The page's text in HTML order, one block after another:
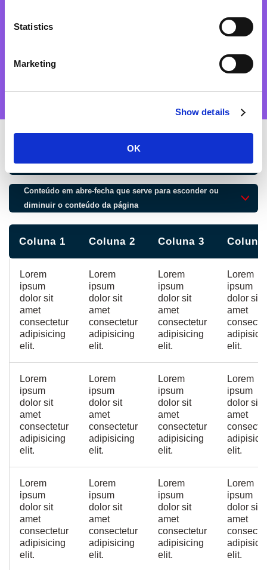
Statistics
Marketing
Show details
OK
Esta região de formatação especial serve para destacar
um conteúdo e pode haver ou não uma imagem.
É perfeita para colocar resultados, destaques ou valores
prioritários. Também é perfeita para citações.
Conteúdo em abre-fecha que serve para esconder ou
Conteúdo em abre-fecha que serve para esconder ou
diminuir o conteúdo da página
Coluna 1 Coluna 2 Coluna 3 Coluna
Lorem
ipsum
dolor sit
amet
consectetur
adipisicing
elit.
Lorem
ipsum
dolor sit
amet
consectetur
adipisicing
elit.
Lorem
ipsum
dolor sit
amet
consectetur
adipisicing
elit.
Lorem
ipsum
dolor sit
amet
elit.
Lorem
ipsum
dolor sit
amet
consectetur
adipisicing
elit.
Lorem
ipsum
dolor sit
amet
consectetur
adipisicing
elit.
Lorem
ipsum
dolor sit
amet
consectetur
adipisicing
elit.
Lorem
ipsum
dolor sit
amet
elit.
Lorem
ipsum
dolor sit
amet
consectetur
adipisicing
elit.
Lorem
ipsum
dolor sit
amet
consectetur
adipisicing
elit.
Lorem
ipsum
dolor sit
amet
consectetur
adipisicing
elit.
Lorem
ipsum
dolor sit
amet
elit.